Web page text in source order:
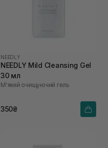
NEEDLY
NEEDLY Mild Cleansing Gel
30 мл
М'який очищуючий гель
350₴